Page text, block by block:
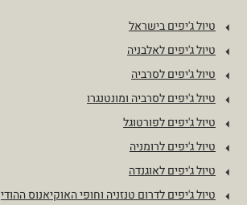
טיול ג'יפים בישראל
טיול ג'יפים לאלבניה
טיול ג'יפים לסרביה
טיול ג'יפים לסרביה ומונטנגרו
טיול ג'יפים לפורטוגל
טיול ג'יפים לרומניה
טיול ג'יפים לאוגנדה
טיול ג'יפים לדרום טנזניה וחופי האוקיאנוס ההודי